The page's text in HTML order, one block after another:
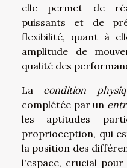
elle permet de
puissants et de
flexibilité, quant à
amplitude de
qualité des
La condition
complétée par un
les aptitudes
proprioception, qui
la position des
l'espace, crucial